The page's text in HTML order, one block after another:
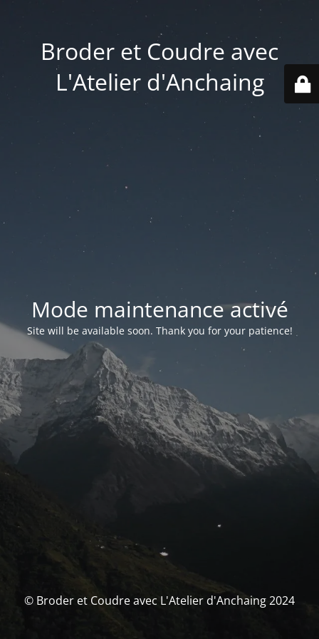
Broder et Coudre avec
L'Atelier d'Anchaing
Mode maintenance activé
Site will be available soon. Thank you for your patience!
© Broder et Coudre avec L'Atelier d'Anchaing 2024